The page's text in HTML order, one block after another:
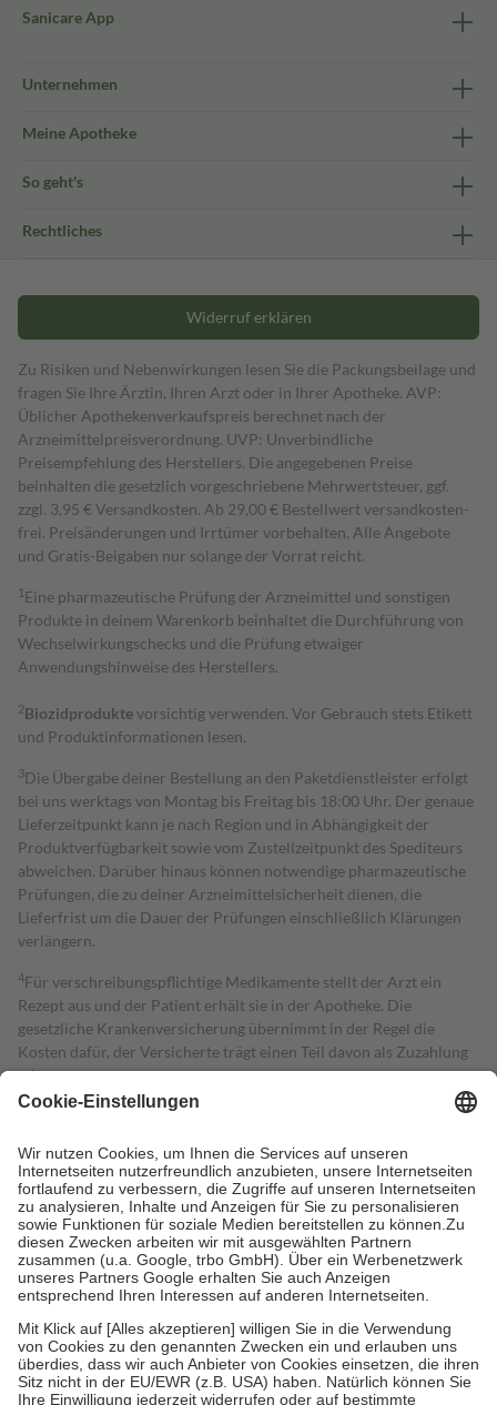
Sanicare App
Unternehmen
Meine Apotheke
So geht's
Rechtliches
Widerruf erklären
Zu Risiken und Nebenwirkungen lesen Sie die Packungsbeilage und
fragen Sie Ihre Ärztin, Ihren Arzt oder in Ihrer Apotheke. AVP:
Üblicher Apothekenverkaufspreis berechnet nach der
Arzneimittelpreisverordnung. UVP: Unverbindliche
Preisempfehlung des Herstellers. Die angegebenen Preise
beinhalten die gesetzlich vorgeschriebene Mehrwertsteuer, ggf.
zzgl. 3,95 € Versandkosten. Ab 29,00 € Bestell­wert versand­kosten­
frei. Preisänderungen und Irrtümer vorbehalten. Alle Angebote
und Gratis-Beigaben nur solange der Vorrat reicht.
1 Eine pharmazeutische Prüfung der Arzneimittel und sonstigen
Produkte in deinem Warenkorb beinhaltet die Durchführung von
Wechselwirkungschecks und die Prüfung etwaiger
Anwendungshinweise des Herstellers.
2Biozidproduktevorsichtig verwenden. Vor Gebrauch stets Etikett
und Produktinformationen lesen.
3Die Übergabe deiner Bestellung an den Paketdienstleister erfolgt
bei uns werktags von Montag bis Freitag bis 18:00 Uhr. Der genaue
Lieferzeitpunkt kann je nach Region und in Abhängigkeit der
Produktverfügbarkeit sowie vom Zustellzeitpunkt des Spediteurs
abweichen. Darüber hinaus können notwendige pharmazeutische
Prüfungen, die zu deiner Arzneimittelsicherheit dienen, die
Lieferfrist um die Dauer der Prüfungen einschließlich Klärungen
verlängern.
4Für verschreibungspflichtige Medikamente stellt der Arzt ein
Rezept aus und der Patient erhält sie in der Apotheke. Die
gesetzliche Krankenversicherung übernimmt in der Regel die
Kosten dafür, der Versicherte trägt einen Teil davon als Zuzahlung
mit.
Grundsätzlich leisten Mitglieder Zuzahlungen in Höhe von zehn
höchstens zehn Euro.
Es sind jedoch nie mehr als die tatsächlichen
Kosten der Leistung zu entrichten.
Diese Regeln gelten grundsätzlich auch für Online-Apotheken.
Bei Heilmitteln und häuslicher Krankenpflege beträgt die
Zuzahlung zehn Prozent der Kosten sowie zehn Euro je
Verordnung.
Um das Engagement der Versicherten für ihre eigene Gesundheit zu
stärken und die besondere Stellung der Familie zu unterstützen,
fallenkeine Zuzahlungenan bei:
• Kindern und Jugendlichen bis zum vollendeten 18. Lebensjahr
mit Ausnahme der Fahrkosten
• Untersuchungen zur Vorsorge und Früherkennung, die von der